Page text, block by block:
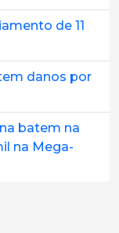
de 11
danos por
batem na
na Mega-